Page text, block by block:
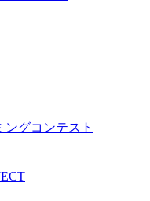
グコンテスト